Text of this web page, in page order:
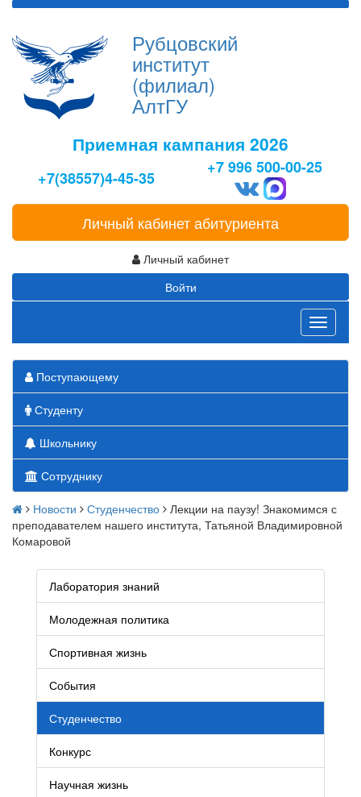
Рубцовский
институт
(филиал)
АлтГУ
Приемная кампания 2026
+7(38557)4-45-35
+7 996 500-00-25
Личный кабинет абитуриента
Личный кабинет
Войти
Toggle
Поступающему
Студенту
Школьнику
Сотруднику
Новости Студенчество
Лекции на паузу! Знакомимся с
преподавателем нашего института, Татьяной Владимировной
Комаровой
Лаборатория знаний
Молодежная политика
Спортивная жизнь
События
Студенчество
Конкурс
Научная жизнь